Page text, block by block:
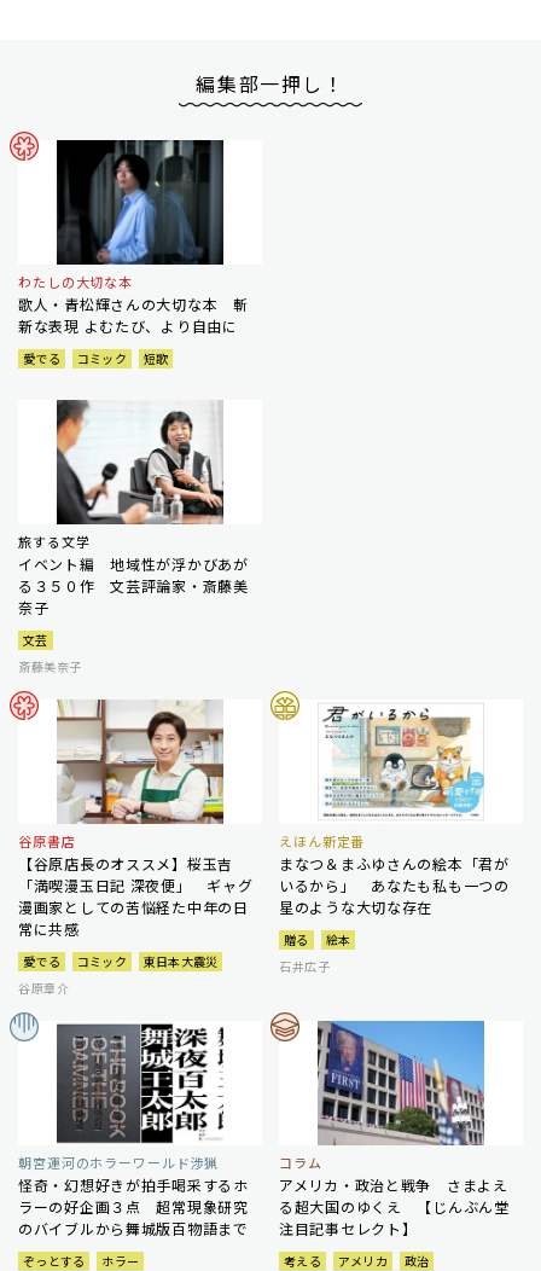
編集部一押し！
わたしの大切な本
歌人・青松輝さんの大切な本 斬
新な表現 よむたび、より自由に
愛でる コミック 短歌
旅する文学
イベント編 地域性が浮かびあが
る３５０作 文芸評論家・斎藤美
奈子
文芸
斎藤美奈子
谷原書店
【谷原店長のオススメ】桜玉吉
「満喫漫玉日記 深夜便」 ギャグ
漫画家としての苦悩経た中年の日
常に共感
愛でる コミック
東日本大震災
谷原章介
えほん新定番
まなつ＆まふゆさんの絵本「君が
いるから」 あなたも私も一つの
星のような大切な存在
贈る
絵本
石井広子
朝宮運河のホラーワールド渉猟
怪奇・幻想好きが拍手喝采するホ
ラーの好企画３点 超常現象研究
のバイブルから舞城版百物語まで
ぞっとする
ホラー
コラム
アメリカ・政治と戦争 さまよえ
る超大国のゆくえ 【じんぶん堂
注目記事セレクト】
考える アメリカ
政治